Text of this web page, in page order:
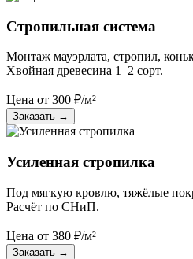
Стропильная система
Монтаж мауэрлата, стропил,
Хвойная древесина 1–2 сорт.
Цена от 300 ₽/м²
Заказать →
Усиленная стропилка
Под мягкую кровлю, тяжёлые
Расчёт по СНиП.
Цена от 380 ₽/м²
Заказать →